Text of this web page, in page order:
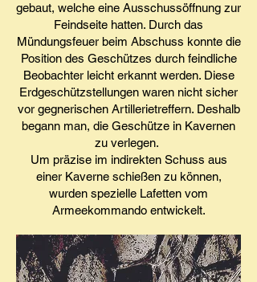
gebaut, welche eine Ausschussöffnung zur
Feindseite hatten. Durch das
Mündungsfeuer beim Abschuss konnte die
Position des Geschützes durch feindliche
Beobachter leicht erkannt werden. Diese
Erdgeschützstellungen waren nicht sicher
vor gegnerischen Artillerietreffern. Deshalb
begann man, die Geschütze in Kavernen
zu verlegen.
Um präzise im indirekten Schuss aus
einer Kaverne schießen zu können,
wurden spezielle Lafetten vom
Armeekommando entwickelt.